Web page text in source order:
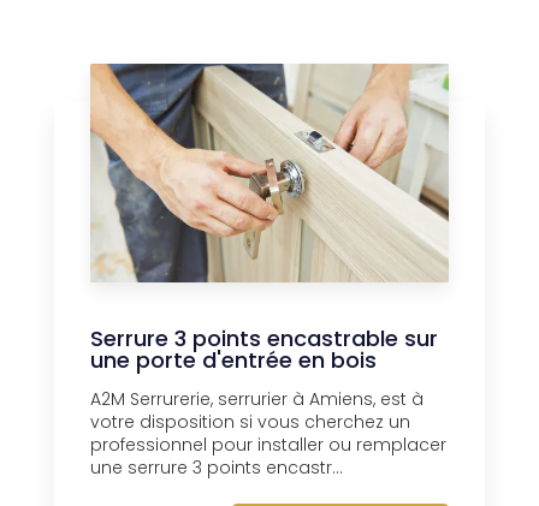
Serrure 3 points encastrable sur
une porte d'entrée en bois
A2M Serrurerie, serrurier à Amiens, est à
votre disposition si vous cherchez un
professionnel pour installer ou remplacer
une serrure 3 points encastr...